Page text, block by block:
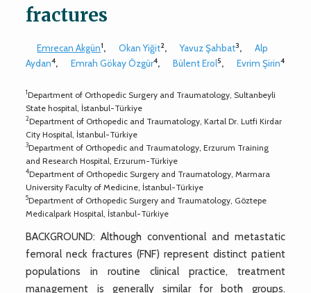
fractures
Emrecan Akgün1, Okan Yiğit2, Yavuz Şahbat3,
Alp
Aydan4, Emrah Gökay Özgür4, Bülent Erol5, Evrim Şirin4
1Department of Orthopedic Surgery and Traumatology, Sultanbeyli
State hospital, İstanbul-Türkiye
2Department of Orthopedic and Traumatology, Kartal Dr. Lutfi Kirdar
City Hospital, İstanbul-Türkiye
3Department of Orthopedic and Traumatology, Erzurum Training
and Research Hospital, Erzurum-Türkiye
4Department of Orthopedic Surgery and Traumatology, Marmara
University Faculty of Medicine, İstanbul-Türkiye
5Department of Orthopedic Surgery and Traumatology, Göztepe
Medicalpark Hospital, İstanbul-Türkiye
BACKGROUND: Although conventional and metastatic
femoral neck fractures (FNF) represent distinct patient
populations in routine clinical practice, treatment
management is generally similar for both groups.